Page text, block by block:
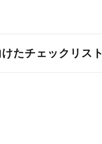
たチェックリスト